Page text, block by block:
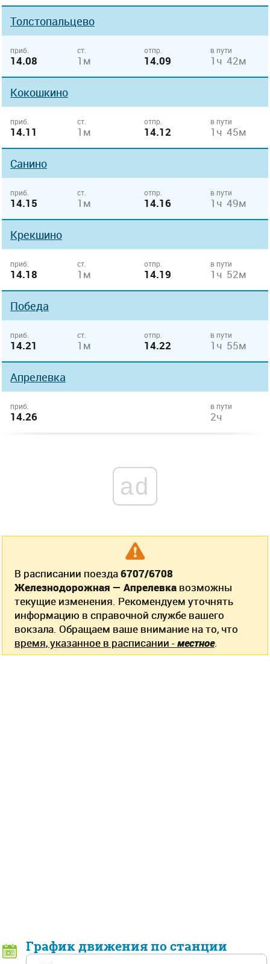
Толстопальцево
приб.
14.08
ст.
1м
отпр.
14.09
в пути
1ч 42м
Кокошкино
приб.
14.11
ст.
1м
отпр.
14.12
в пути
1ч 45м
Санино
приб.
14.15
ст.
1м
отпр.
14.16
в пути
1ч 49м
Крекшино
приб.
14.18
ст.
1м
отпр.
14.19
в пути
1ч 52м
Победа
приб.
14.21
ст.
1м
отпр.
14.22
в пути
1ч 55м
Апрелевка
приб.
14.26
в пути
2ч
ad
В расписании поезда6707/6708
Железнодорожная — Апрелевка возможны
текущие изменения. Рекомендуем уточнять
информацию в справочной службе вашего
вокзала. Обращаем ваше внимание на то, что
время, указанное в расписании -местное.
График движения по станции